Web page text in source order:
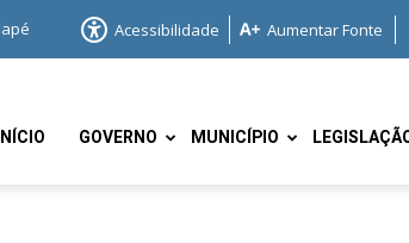
Acessibilidade Aumentar Fonte
GOVERNO MUNICÍPIO